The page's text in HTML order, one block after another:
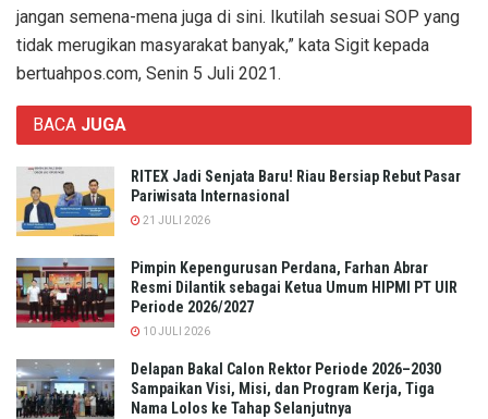
jangan semena-mena juga di sini. Ikutilah sesuai SOP yang
tidak merugikan masyarakat banyak,” kata Sigit kepada
bertuahpos.com, Senin 5 Juli 2021.
BACA JUGA
RITEX Jadi Senjata Baru! Riau Bersiap Rebut Pasar
Pariwisata Internasional
21 JULI 2026
Pimpin Kepengurusan Perdana, Farhan Abrar
Resmi Dilantik sebagai Ketua Umum HIPMI PT UIR
Periode 2026/2027
10 JULI 2026
Delapan Bakal Calon Rektor Periode 2026–2030
Sampaikan Visi, Misi, dan Program Kerja, Tiga
Nama Lolos ke Tahap Selanjutnya